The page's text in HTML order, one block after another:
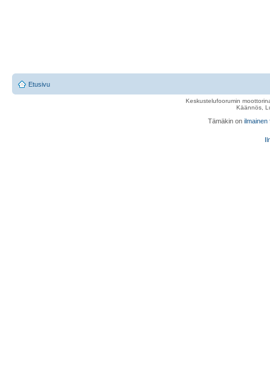
Etusivu
Keskustelufoorumin
Käännös,
Tämäkin on ilmainen